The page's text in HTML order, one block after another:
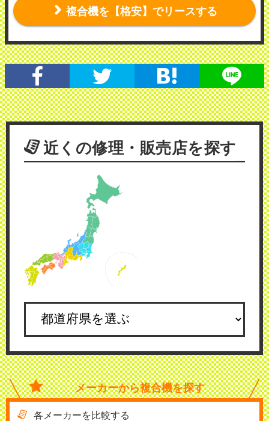
複合機を【格安】でリースする
近くの修理・販売店を探す
メーカーから複合機を探す
各メーカーを比較する